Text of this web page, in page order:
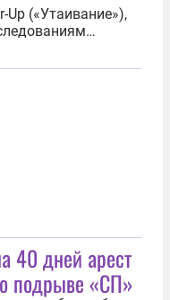
(«Утаивание»),
Херша, собрал
40 дней арест
подрыве «СП»